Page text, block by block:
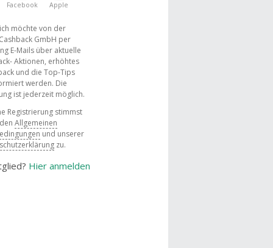
Facebook Apple
ich möchte von der
GmbH per
E-Mails über aktuelle
Aktionen, erhöhtes
und die Top-Tips
werden. Die
ist jederzeit möglich.
Registrierung stimmst
Allgemeinen
und unserer
zu.
Hier anmelden